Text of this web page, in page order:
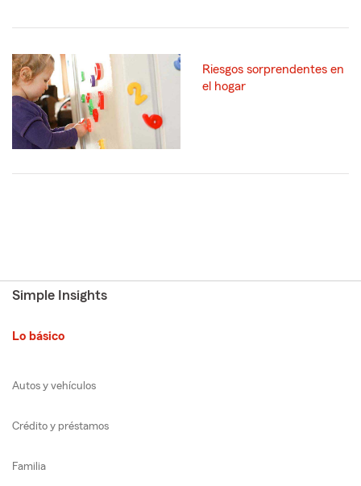
Riesgos sorprendentes en
el hogar
Simple Insights
Lo básico
Autos y vehículos
Crédito y préstamos
Familia